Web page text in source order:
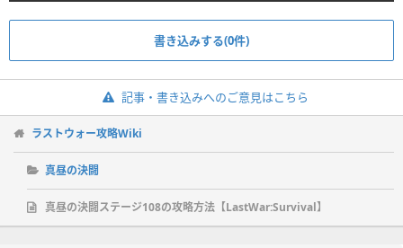
書き込みする(0件)
記事・書き込みへのご意見はこちら
ラストウォー攻略Wiki
真昼の決闘
真昼の決闘ステージ108の攻略方法【LastWar:Survival】